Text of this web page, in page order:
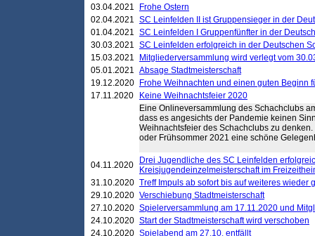
03.04.2021
Frohe Ostern
02.04.2021 SC Leinfelden II ist Gruppensieger in der
01.04.2021 SC Leinfelden I Gruppenfünfter in der
30.03.2021 SC Leinfelden erfolgreich in der Deutschen
15.03.2021
Mitgliederversammlung wird verlegt vom
05.01.2021 Absage Stadtmeisterschaft
19.12.2020
Frohe Weihnachten und einen guten Beginn
17.11.2020
Keine Weihnachtsfeier 2020
Eine Onlineversammlung des Schachclubs
dass es angesichts der Pandemie keinen
Weihnachtsfeier des Schachclubs zu
oder Frühsommer 2021 eine schöne
04.11.2020
Drei Jugendliche des SC Leinfelden
Kreisjugendeinzelmeisterschaft im
31.10.2020 Treff Impuls ab sofort bis auf weiteres wieder
29.10.2020 Verschiebung Stadtmeisterschaft
27.10.2020 Spielerversammlung am 17.11.2020 und
24.10.2020 Start der Stadtmeisterschaft wird verschoben
24.10.2020 Spielabend am 27.10. entfällt